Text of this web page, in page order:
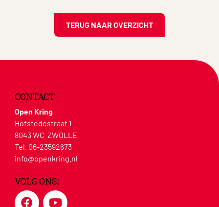
TERUG NAAR OVERZICHT
CONTACT
Open Kring
Hofstedestraat 1
8043 WC ZWOLLE
Tel. 06-23592673
info@openkring.nl
VOLG ONS: